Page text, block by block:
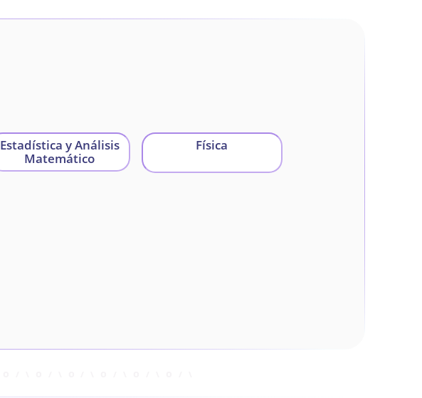
Estadística y Análisis
Matemático
Física